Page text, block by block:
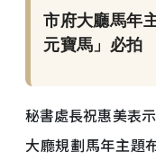
市府大廳馬年
元寶馬」必拍
秘書處長祝惠美表
大廳規劃馬年主題